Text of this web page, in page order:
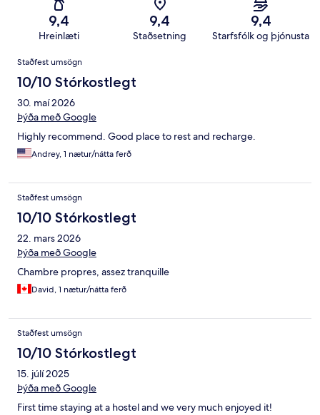
9,4
Hreinlæti
9,4
Staðsetning
9,4
Starfsfólk og þjónusta
Umsagnir
Staðfest umsögn
10/10 Stórkostlegt
30. maí 2026
Þýða með Google
Highly recommend. Good place to rest and recharge.
Andrey, 1 nætur/nátta ferð
Staðfest umsögn
10/10 Stórkostlegt
22. mars 2026
Þýða með Google
Chambre propres, assez tranquille
David, 1 nætur/nátta ferð
Staðfest umsögn
10/10 Stórkostlegt
15. júlí 2025
Þýða með Google
First time staying at a hostel and we very much enjoyed it!